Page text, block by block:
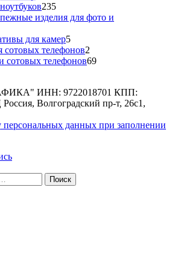
товара
235235
товаров
изделия для фото и
для камер55
товаров
сотовых телефонов2
товара
телефонов6969
ИНН: 9722018701 КПП:
Волгоградский пр-т, 26с1,
персональных данных при заполнении
Поиск